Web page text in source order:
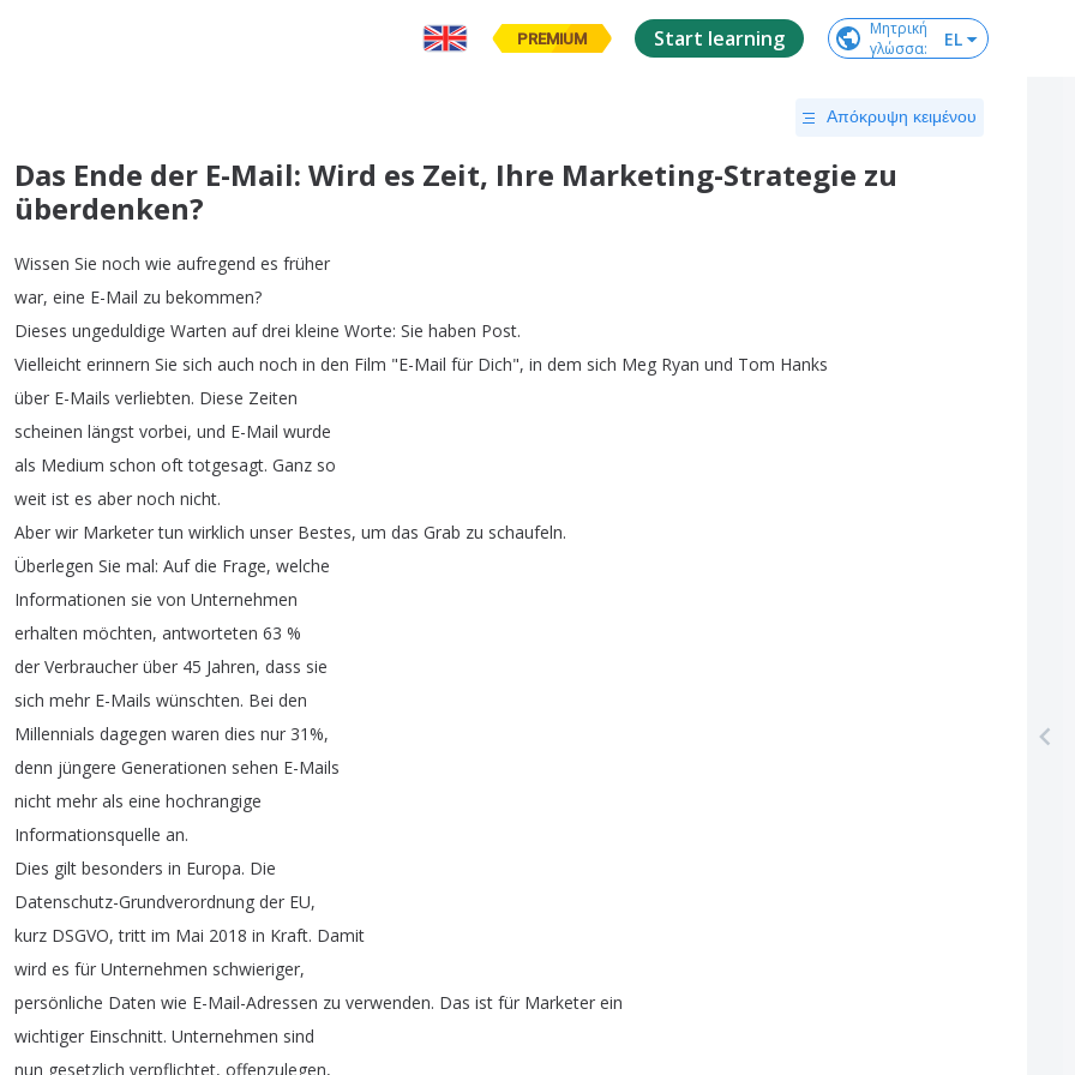
PREMIUM Start learning
Μητρική
γλώσσα: EL
Απόκρυψη κειμένου
Das Ende der E-Mail: Wird es Zeit, Ihre Marketing-Strategie zu
überdenken?
Wissen Sie noch wie aufregend es früher
war, eine E-Mail zu bekommen?
Dieses ungeduldige Warten auf drei kleine Worte: Sie haben Post.
Vielleicht erinnern Sie sich auch noch in den Film "E-Mail für Dich", in dem sich Meg Ryan und Tom Hanks
über E-Mails verliebten. Diese Zeiten
scheinen längst vorbei, und E-Mail wurde
als Medium schon oft totgesagt. Ganz so
weit ist es aber noch nicht.
Aber wir Marketer tun wirklich unser Bestes, um das Grab zu schaufeln.
Überlegen Sie mal: Auf die Frage, welche
Informationen sie von Unternehmen
erhalten möchten, antworteten 63 %
der Verbraucher über 45 Jahren, dass sie
sich mehr E-Mails wünschten. Bei den
Millennials dagegen waren dies nur 31%,
denn jüngere Generationen sehen E-Mails
nicht mehr als eine hochrangige
Informationsquelle an.
Dies gilt besonders in Europa. Die
Datenschutz-Grundverordnung der EU,
kurz DSGVO,tritt im Mai 2018 in Kraft. Damit
wird es für Unternehmen schwieriger,
persönliche Daten wie E-Mail-Adressen zu verwenden. Das ist für Marketer ein
wichtiger Einschnitt. Unternehmen sind
nun gesetzlich verpflichtet, offenzulegen,